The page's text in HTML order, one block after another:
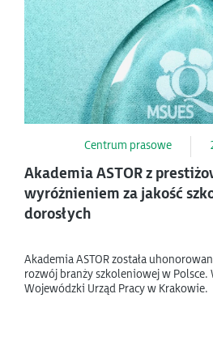
Centrum prasowe
Akademia ASTOR z
wyróżnieniem za jakość
dorosłych
Akademia ASTOR została
rozwój branży szkoleniowej w Polsce.
Wojewódzki Urząd Pracy w Krakowie.